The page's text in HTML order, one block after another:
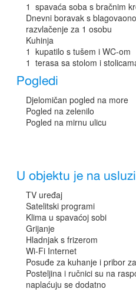
1 spavaća soba s bračnim
Dnevni boravak s
razvlačenje za 1 osobu
Kuhinja
1 kupatilo s tušem i WC-om
1 terasa sa stolom i
Pogledi
Djelomičan pogled na more
Pogled na zelenilo
Pogled na mirnu ulicu
U objektu je na usluzi
TV uređaj
Satelitski programi
Klima u spavaćoj sobi
Grijanje
Hladnjak s frizerom
Wi-Fi Internet
Posuđe za kuhanje i pribor
Posteljina i ručnici su na
naplaćuju se dodatno